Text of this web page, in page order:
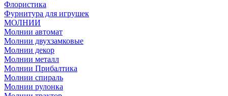
Флористика
Фурнитура для игрушек
МОЛНИИ
Молнии автомат
Молнии двухзамковые
Молнии декор
Молнии металл
Молнии Прибалтика
Молнии спираль
Молнии рулонка